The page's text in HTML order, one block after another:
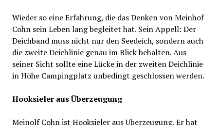
Wieder so eine Erfahrung, die das Denken von Meinhof
Cohn sein Leben lang begleitet hat. Sein Appell: Der
Deichband muss nicht nur den Seedeich, sondern auch
die zweite Deichlinie genau im Blick behalten. Aus
seiner Sicht sollte eine Lücke in der zweiten Deichlinie
in Höhe Campingplatz unbedingt geschlossen werden.
Hooksieler aus Überzeugung
Meinolf Cohn ist Hooksieler aus Überzeugung, Er hat